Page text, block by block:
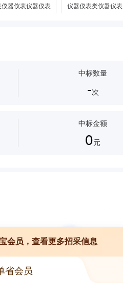
仪器仪表仪器仪表 仪器仪表类仪器仪表
中标数量
-次
中标金额
0元
会员，查看更多招采信息
省会员